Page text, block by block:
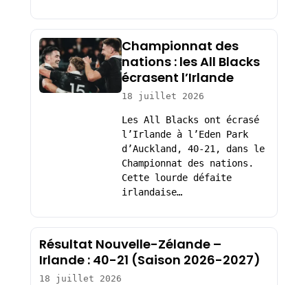
Championnat des
nations : les All Blacks
écrasent l’Irlande
18 juillet 2026
Les All Blacks ont écrasé
l’Irlande à l’Eden Park
d’Auckland, 40-21, dans le
Championnat des nations.
Cette lourde défaite
irlandaise…
Résultat Nouvelle-Zélande –
Irlande : 40-21 (Saison 2026-2027)
18 juillet 2026